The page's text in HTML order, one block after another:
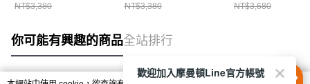
鞋 A19127C
NT$3,380
鞋 A19129C
NT$3,380 NT$3,680
你可能有興趣的商品全站排行
歡迎加入摩曼頓Line官方帳號